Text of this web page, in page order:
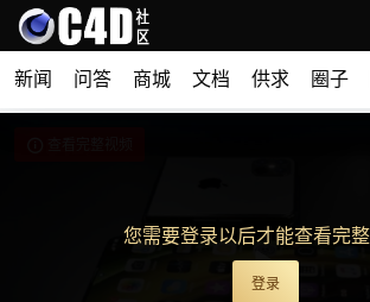
新闻 问答 商城 文档 供求 圈子
您需要登录以后才能查看完
登录